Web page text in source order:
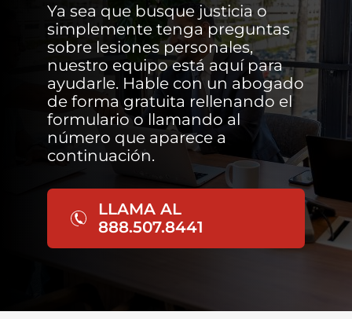
Ya sea que busque justicia o
simplemente tenga preguntas
sobre lesiones personales,
nuestro equipo está aquí para
ayudarle. Hable con un abogado
de forma gratuita rellenando el
formulario o llamando al
número que aparece a
continuación.
LLAMA AL
888.507.8441